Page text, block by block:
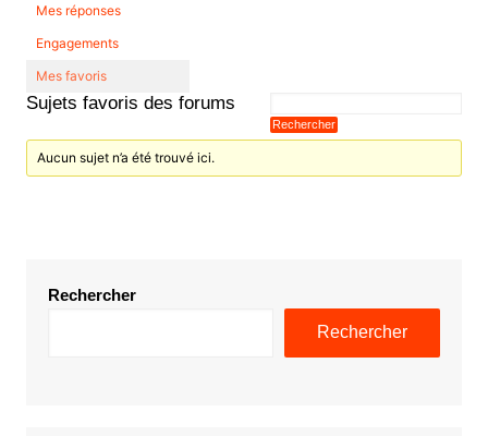
Mes réponses
Engagements
Mes favoris
Sujets favoris des forums
Aucun sujet n’a été trouvé ici.
Rechercher
Rechercher